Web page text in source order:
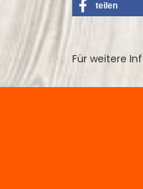
teilen
Für weitere